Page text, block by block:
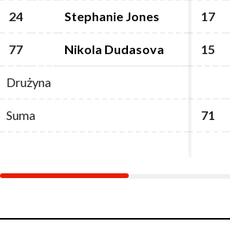
24 Stephanie Jones 17
77 Nikola Dudasova 15
Drużyna
Suma 71
24 Stephanie Jones 17
77 Nikola Dudasova 15
Drużyna
Suma 71